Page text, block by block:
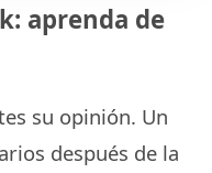
aprenda de
su opinión. Un
después de la